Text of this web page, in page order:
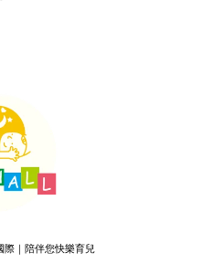
｜陪伴您快樂育兒